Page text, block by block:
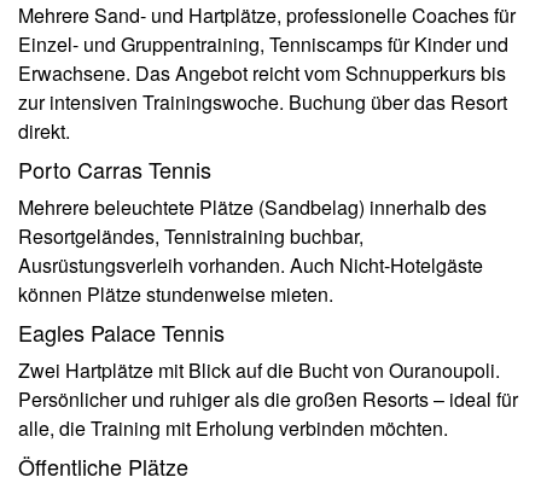
Mehrere Sand- und Hartplätze, professionelle Coaches für
Einzel- und Gruppentraining, Tenniscamps für Kinder und
Erwachsene. Das Angebot reicht vom Schnupperkurs bis
zur intensiven Trainingswoche. Buchung über das Resort
direkt.
Porto Carras Tennis
Mehrere beleuchtete Plätze (Sandbelag) innerhalb des
Resortgeländes, Tennistraining buchbar,
Ausrüstungsverleih vorhanden. Auch Nicht-Hotelgäste
können Plätze stundenweise mieten.
Eagles Palace Tennis
Zwei Hartplätze mit Blick auf die Bucht von Ouranoupoli.
Persönlicher und ruhiger als die großen Resorts – ideal für
alle, die Training mit Erholung verbinden möchten.
Öffentliche Plätze